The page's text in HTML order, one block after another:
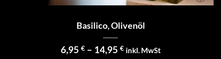
Basilico, Olivenöl
6,95 € – 14,95 €Preisspanne:
inkl. MwSt